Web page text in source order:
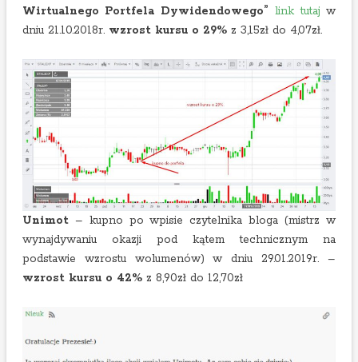
Wirtualnego Portfela Dywidendowego” link tutaj w
dniu 21.10.2018r. wzrost kursu o 29%z 3,15zł do 4,07zł.
Unimot– kupno po wpisie czytelnika bloga (mistrz w
wynajdywaniu okazji pod kątem technicznym na
podstawie wzrostu wolumenów) w dniu 29.01.2019r. –
wzrost kursu o 42%z 8,90zł do 12,70zł